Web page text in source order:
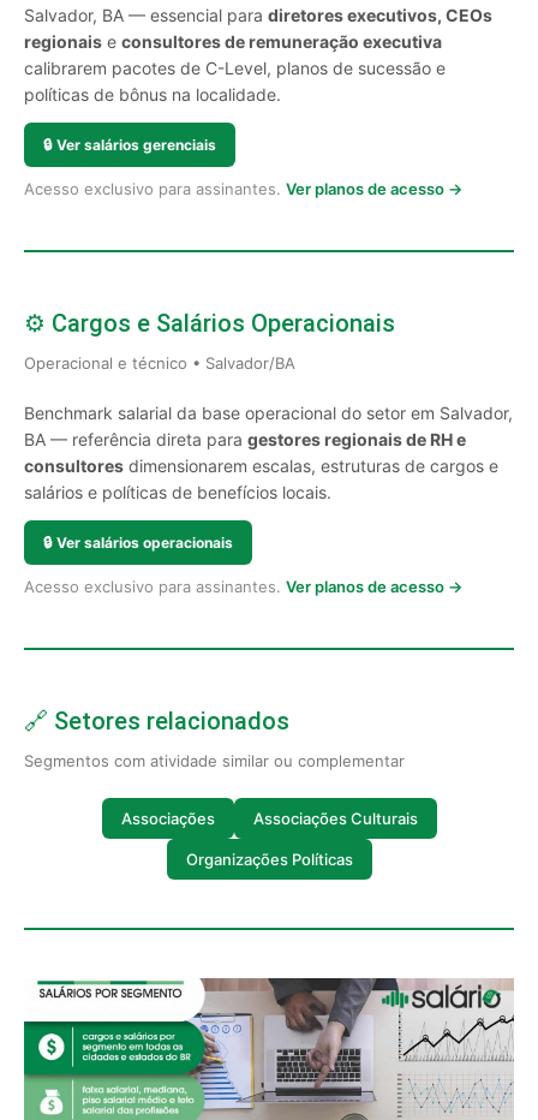
Salvador, BA — essencial para diretores executivos, CEOs
regionais e consultores de remuneração executiva
calibrarem pacotes de C-Level, planos de sucessão e
políticas de bônus na localidade.
🔒 Ver salários gerenciais
Acesso exclusivo para assinantes. Ver planos de acesso →
⚙️ Cargos e Salários Operacionais
Operacional e técnico • Salvador/BA
Benchmark salarial da base operacional do setor em Salvador,
BA — referência direta para gestores regionais de RH e
consultores dimensionarem escalas, estruturas de cargos e
salários e políticas de benefícios locais.
🔒 Ver salários operacionais
Acesso exclusivo para assinantes. Ver planos de acesso →
🔗 Setores relacionados
Segmentos com atividade similar ou complementar
Associações Associações Culturais
Organizações Políticas